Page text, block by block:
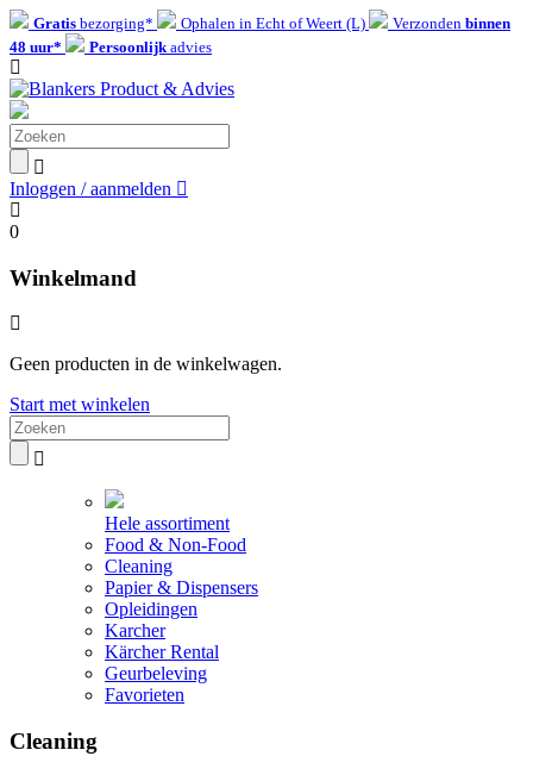
Gratis bezorging* Ophalen in Echt of Weert (L) Verzonden binnen
48 uur*
Persoonlijkadvies
Inloggen / aanmelden
0
Winkelmand
Geen producten in de winkelwagen.
Start met winkelen
Hele assortiment
Food & Non-Food
Cleaning
Papier & Dispensers
Opleidingen
Karcher
Kärcher Rental
Geurbeleving
Favorieten
Cleaning